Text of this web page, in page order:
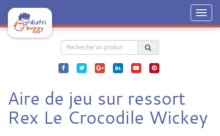
Aire de jeu sur ressort
Rex Le Crocodile Wickey